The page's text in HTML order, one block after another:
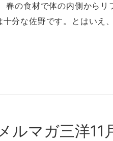
春の⾷材で体の内側からリ
分な佐野です。とはいえ
ルマガ三洋11